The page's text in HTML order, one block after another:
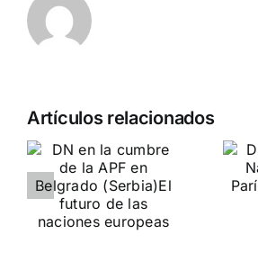
Artículos relacionados
Reunión
Nacionalista
de París